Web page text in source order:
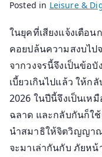
Posted in Leisure &
ในยุคที่เสียงแจ้งเตือ
คอยปล้นความสงบไป
จากวงจรนี้จึงเป็นข้อ
เบี้ยวเกินไปแล้ว ให้ก
2026 ในปีนี้จึงเป็นเห
ฉลาด และกลับกันก็ใช้
นำสมาธิให้จิตวิญญา
จะมาเล่ากันกับ ภัยห